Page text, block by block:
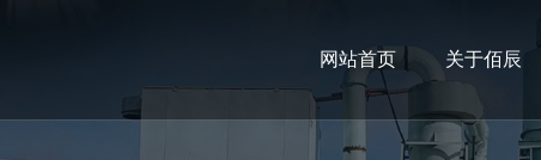
网站首页 关于佰辰